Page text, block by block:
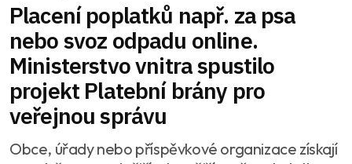
Placení poplatků např. za psa
nebo svoz odpadu online.
Ministerstvo vnitra spustilo
projekt Platební brány pro
veřejnou správu
Obce, úřady nebo příspěvkové organizace získají